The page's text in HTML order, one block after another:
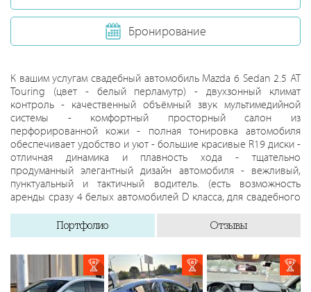
Бронирование
К вашим услугам свадебный автомобиль Mazda 6 Sedan 2.5 AT
Touring (цвет - белый перламутр) - двухзонный климат
контроль - качественный объёмный звук мультимедийной
системы - комфортный просторный салон из
перфорированной кожи - полная тонировка автомобиля
обеспечивает удобство и уют - большие красивые R19 диски -
отличная динамика и плавность хода - тщательно
продуманный элегантный дизайн автомобиля - вежливый,
пунктуальный и тактичный водитель. (есть возможность
аренды сразу 4 белых автомобилей D класса, для свадебного
Портфолио Отзывы